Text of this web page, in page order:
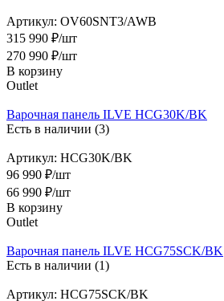
Артикул: OV60SNT3/AWB
315 990 ₽/шт
270 990 ₽/шт
В корзину
Outlet
Варочная панель ILVE HCG30K/BK
Есть в наличии (3)
Артикул: HCG30K/BK
96 990 ₽/шт
66 990 ₽/шт
В корзину
Outlet
Варочная панель ILVE HCG75SCK/BK
Есть в наличии (1)
Артикул: HCG75SCK/BK